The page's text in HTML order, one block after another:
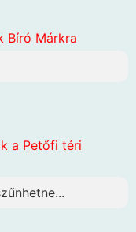
Bíró Márkra
a Petőfi téri